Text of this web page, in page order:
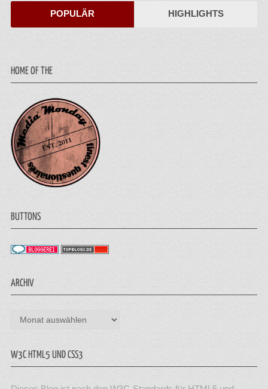
POPULÄR HIGHLIGHTS
HOME OF THE
BUTTONS
ARCHIV
Archiv
W3C HTML5 UND CSS3